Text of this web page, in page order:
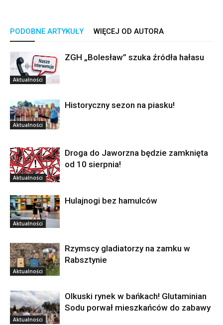
PODOBNE ARTYKUŁY WIĘCEJ OD AUTORA
Aktualności
ZGH „Bolesław” szuka źródła hałasu
Aktualności
Historyczny sezon na piasku!
Aktualności
Droga do Jaworzna będzie zamknięta
od 10 sierpnia!
Aktualności
Hulajnogi bez hamulców
Aktualności
Rzymscy gladiatorzy na zamku w
Rabsztynie
Aktualności
Olkuski rynek w bańkach! Glutaminian
Sodu porwał mieszkańców do zabawy